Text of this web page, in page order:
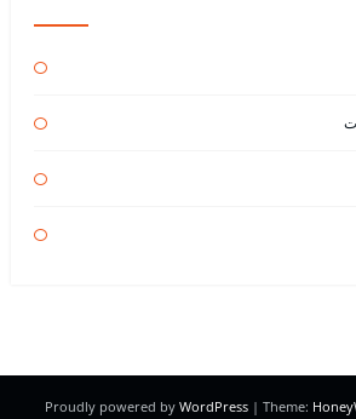
Proudly powered by WordPress | Theme: